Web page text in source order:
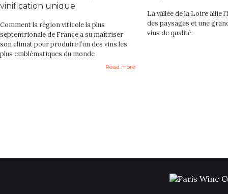
vinification unique
Comment la région viticole la plus
septentrionale de France a su maîtriser
son climat pour produire l’un des vins les
plus emblématiques du monde
Read more
La vallée de la Loire allie
des paysages et une
vins de qualité.